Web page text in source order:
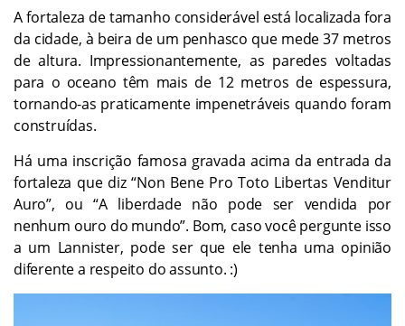
A fortaleza de tamanho considerável está localizada fora
da cidade, à beira de um penhasco que mede 37 metros
de altura. Impressionantemente, as paredes voltadas
para o oceano têm mais de 12 metros de espessura,
tornando-as praticamente impenetráveis quando foram
construídas.
Há uma inscrição famosa gravada acima da entrada da
fortaleza que diz “Non Bene Pro Toto Libertas Venditur
Auro”, ou “A liberdade não pode ser vendida por
nenhum ouro do mundo”. Bom, caso você pergunte isso
a um Lannister, pode ser que ele tenha uma opinião
diferente a respeito do assunto. :)